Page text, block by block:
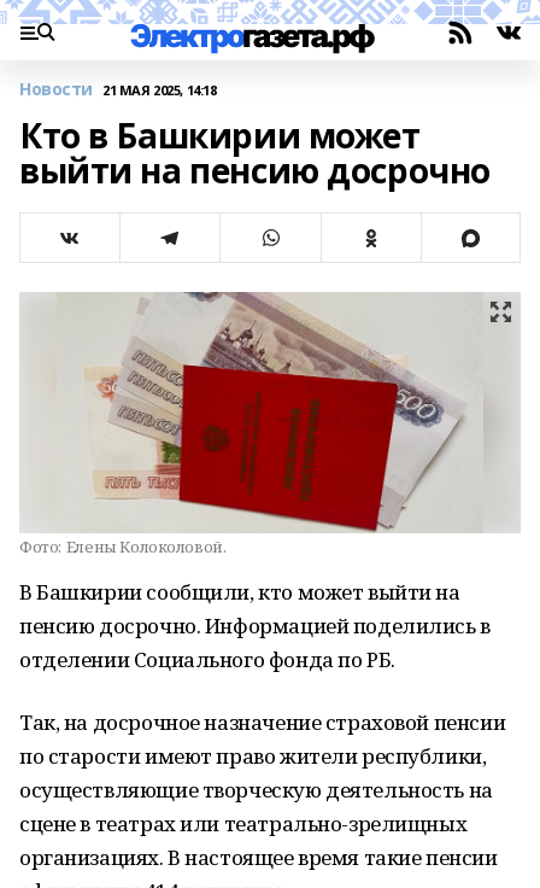
Новости 21 МАЯ 2025, 14:18
Кто в Башкирии может
выйти на пенсию досрочно
Фото: Елены Колоколовой.
В Башкирии сообщили, кто может выйти на
пенсию досрочно. Информацией поделились в
отделении Социального фонда по РБ.
Так, на досрочное назначение страховой пенсии
по старости имеют право жители республики,
осуществляющие творческую деятельность на
сцене в театрах или театрально-зрелищных
организациях. В настоящее время такие пенсии